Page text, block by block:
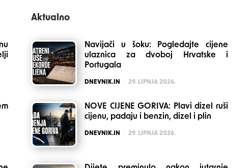
Aktualno
Navijači u šoku: Pogledajte cijene
ulaznica za dvoboj Hrvatske i
Portugala
POSTED
DNEVNIK.IN 29. LIPNJA 2026.
NOVE CIJENE GORIVA: Plavi dizel ruši
cijenu, padaju i benzin, dizel i plin
POSTED
DNEVNIK.IN 29. LIPNJA 2026.